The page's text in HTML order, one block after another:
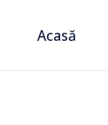
Acasă